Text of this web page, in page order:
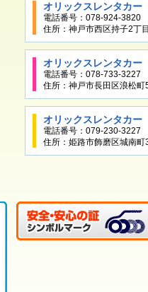
オリックスレンタカ
電話番号：078-924-3820
住所：神戸市西区持子2丁
オリックスレンタカ
電話番号：078-733-3227
住所：神戸市長田区浪松町
オリックスレンタカ
電話番号：079-230-3227
住所：姫路市飾磨区城南町